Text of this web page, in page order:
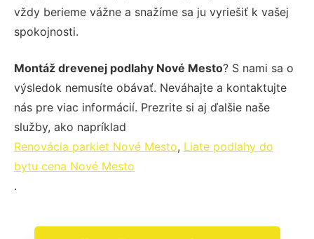
vždy berieme vážne a snažíme sa ju vyriešiť k vašej
spokojnosti.
Montáž drevenej podlahy Nové Mesto? S nami sa o
výsledok nemusíte obávať. Neváhajte a kontaktujte
nás pre viac informácií. Prezrite si aj ďalšie naše
služby, ako napríklad
Renovácia parkiet Nové Mesto, Liate podlahy do
bytu cena Nové Mesto
.